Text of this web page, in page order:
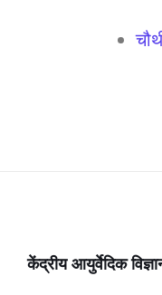
केंद्रीय आयुर्वेदिक